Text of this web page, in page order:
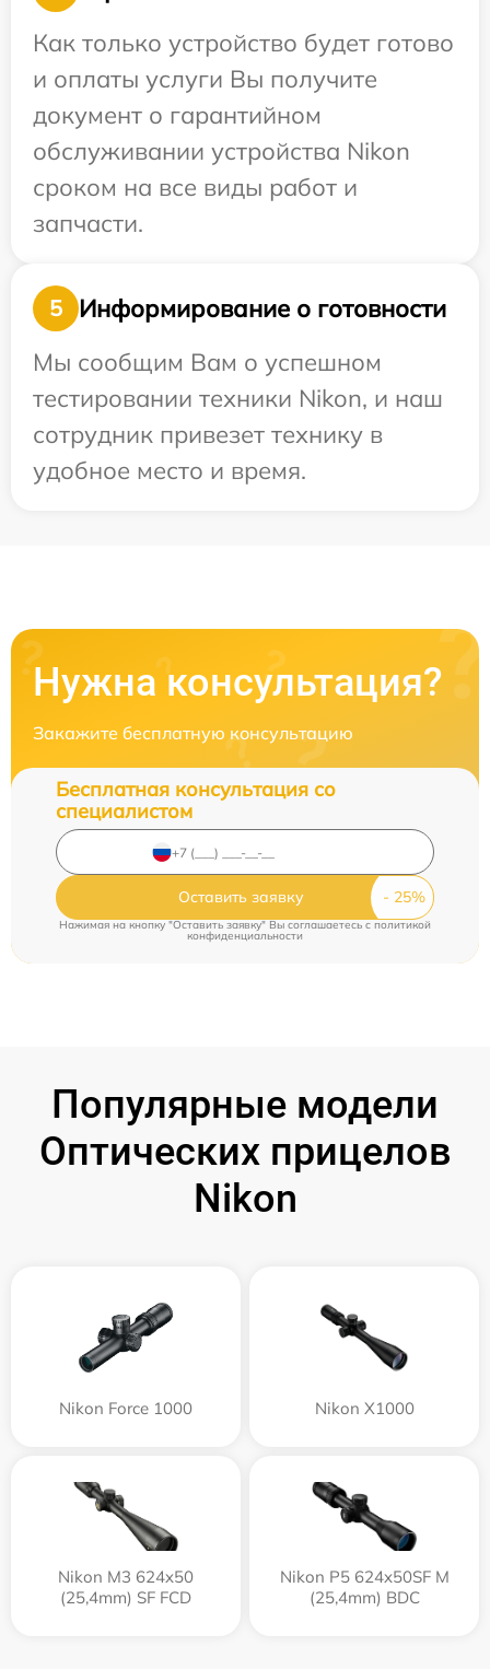
Как только устройство будет готово
и оплаты услуги Вы получите
документ о гарантийном
обслуживании устройства Nikon
сроком на все виды работ и
запчасти.
5
Информирование о готовности
Мы сообщим Вам о успешном
тестировании техники Nikon, и наш
сотрудник привезет технику в
удобное место и время.
Нужна консультация?
Закажите бесплатную консультацию
Бесплатная консультация со
специалистом
Оставить заявку
Нажимая на кнопку "Оставить заявку" Вы соглашаетесь c политикой
конфиденциальности
Популярные модели
Оптических прицелов
Nikon
Nikon Force 1000 Nikon X1000
Nikon M3 624x50
(25,4mm) SF FCD
Nikon P5 624x50SF M
(25,4mm) BDC